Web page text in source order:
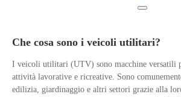
Che cosa sono i veicoli utilitari?
I veicoli utilitari (UTV) sono macchine versatili
attività lavorative e ricreative. Sono
edilizia, giardinaggio e altri settori grazie alla